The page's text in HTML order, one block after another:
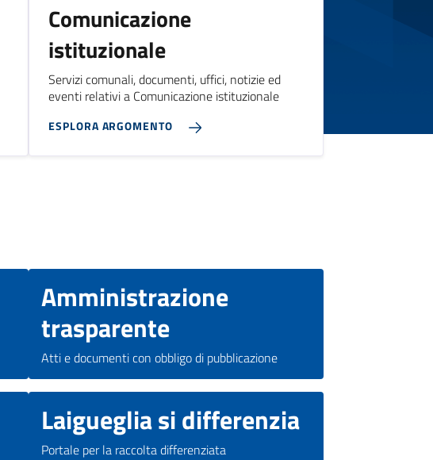
Comunicazione
istituzionale
Servizi comunali, documenti, uffici, notizie ed
eventi relativi a Comunicazione istituzionale
ESPLORA ARGOMENTO
Amministrazione
trasparente
Atti e documenti con obbligo di pubblicazione
Laigueglia si differenzia
Portale per la raccolta differenziata